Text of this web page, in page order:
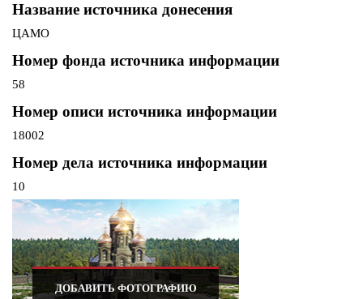
Название источника донесения
ЦАМО
Номер фонда источника информации
58
Номер описи источника информации
18002
Номер дела источника информации
10
ДОБАВИТЬ ФОТОГРАФИЮ